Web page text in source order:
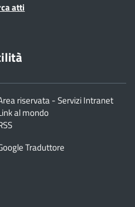
atti
riservata - Servizi Intranet
al mondo
Traduttore